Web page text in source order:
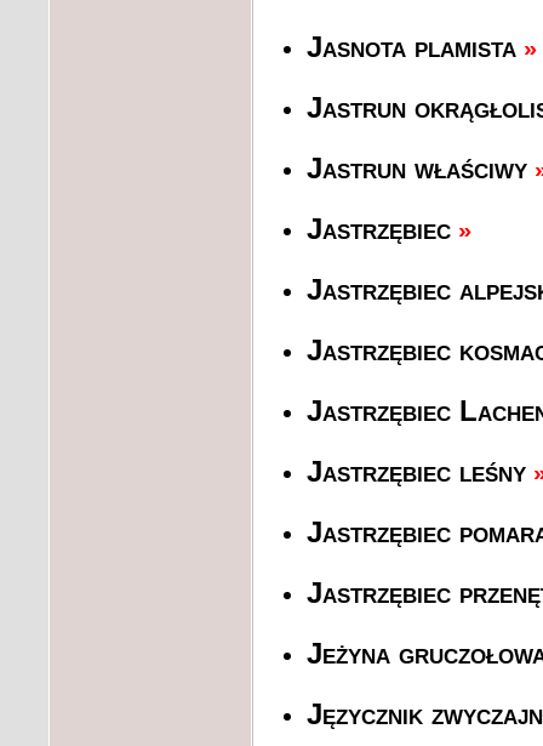
Jasnota plamista »
Jastrun
Jastrun właściwy
Jastrzębiec »
Jastrzębiec
Jastrzębiec
Jastrzębiec
Jastrzębiec leśny
Jastrzębiec
Jastrzębiec
Jeżyna
Języcznik